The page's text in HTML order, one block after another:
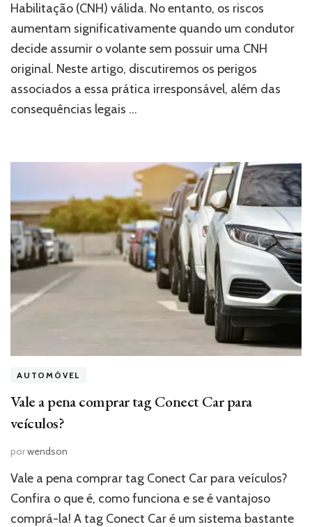
Habilitação (CNH) válida. No entanto, os riscos
aumentam significativamente quando um condutor
decide assumir o volante sem possuir uma CNH
original. Neste artigo, discutiremos os perigos
associados a essa prática irresponsável, além das
consequências legais …
AUTOMÓVEL
Vale a pena comprar tag Conect Car para
veículos?
porwendson
Vale a pena comprar tag Conect Car para veículos?
Confira o que é, como funciona e se é vantajoso
comprá-la! A tag Conect Car é um sistema bastante